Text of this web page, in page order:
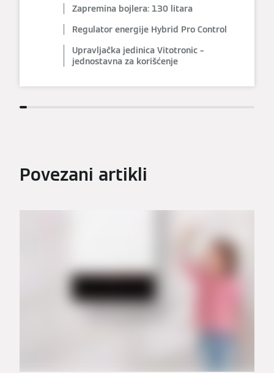
Zapremina bojlera: 130 litara
Regulator energije Hybrid Pro Control
Upravljačka jedinica Vitotronic –
jednostavna za korišćenje
Povezani artikli